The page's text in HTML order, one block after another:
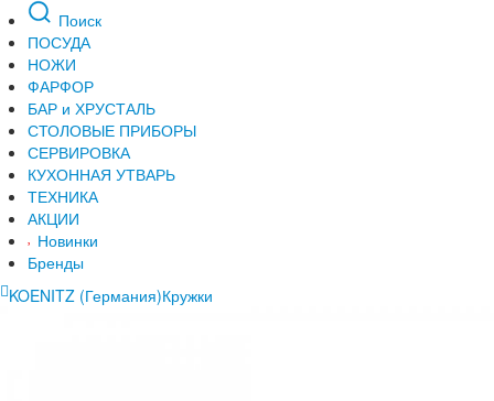
Поиск
ПОСУДА
НОЖИ
ФАРФОР
БАР и ХРУСТАЛЬ
СТОЛОВЫЕ ПРИБОРЫ
СЕРВИРОВКА
КУХОННАЯ УТВАРЬ
ТЕХНИКА
АКЦИИ
Новинки
Бренды
KOENITZ (Германия)Кружки